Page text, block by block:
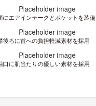
にエアインテークとポケットを装備
後ろに首への負担軽減素材を採用
口に肌当たりの優しい素材を採用